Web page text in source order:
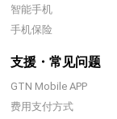
智能手机
手机保险
支援・常见问题
GTN Mobile APP
费用支付方式